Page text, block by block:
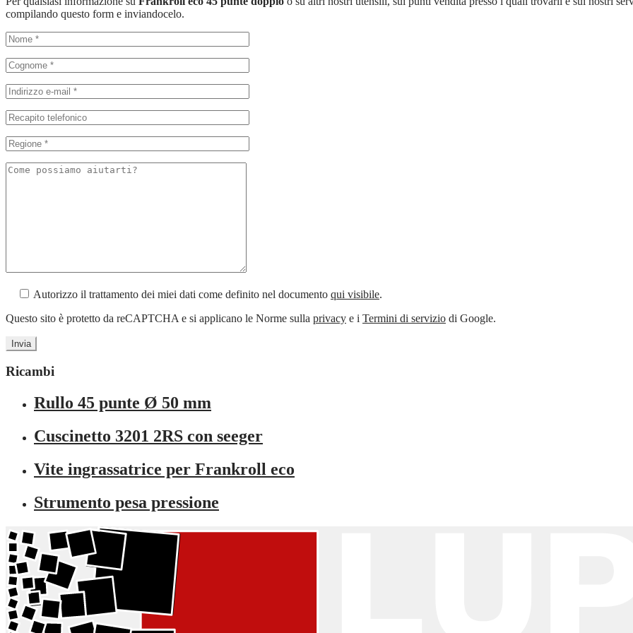
compilando questo form e inviandocelo.
Autorizzo il trattamento dei miei dati come definito nel documento qui visibile.
Questo sito è protetto da reCAPTCHA e si applicano le Norme sulla privacy e i Termini di servizio di Google.
Ricambi
Rullo 45 punte Ø 50 mm
Cuscinetto 3201 2RS con seeger
Vite ingrassatrice per Frankroll eco
Strumento pesa pressione